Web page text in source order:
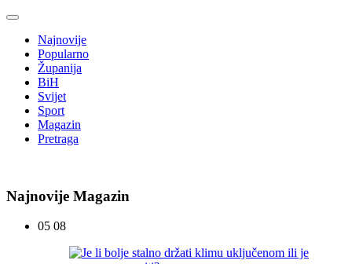
Najnovije
Popularno
Županija
BiH
Svijet
Sport
Magazin
Pretraga
Najnovije Magazin
05 08